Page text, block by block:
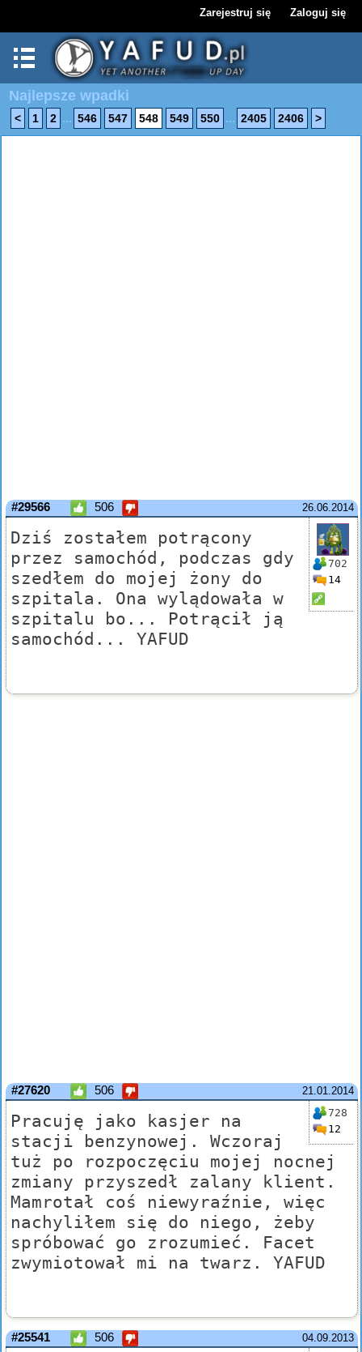
Zarejestruj się Zaloguj się
Najlepsze wpadki
< 1 2 ... 546 547 548 549 550 ... 2405 2406 >
26.06.2014
#29566 506
702
14
Dziś zostałem potrącony
przez samochód, podczas gdy
szedłem do mojej żony do
szpitala. Ona wylądowała w
szpitalu bo... Potrącił ją
samochód... YAFUD
21.01.2014
#27620 506
728
12
Pracuję jako kasjer na
stacji benzynowej. Wczoraj
tuż po rozpoczęciu mojej nocnej
zmiany przyszedł zalany klient.
Mamrotał coś niewyraźnie, więc
nachyliłem się do niego, żeby
spróbować go zrozumieć. Facet
zwymiotował mi na twarz. YAFUD
04.09.2013
#25541 506